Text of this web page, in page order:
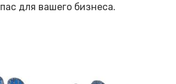
для вашего бизнеса.